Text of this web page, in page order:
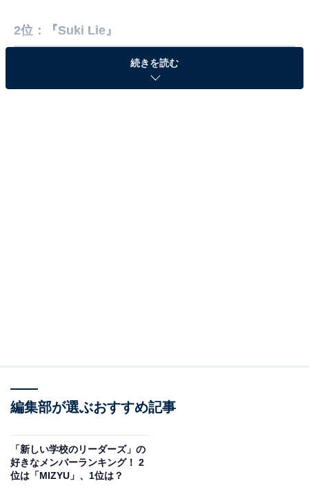
2位：『Suki Lie』
クションを吉川エリさんが担当。2023年12月13日にリリ
ースされた『一時帰国 DELUXE』にも収録され、ファン
回答者からは、「TikTokで流れてきてかっこいいと思っ
続きを読む
編集部が選ぶおすすめ記事
「新しい学校のリーダーズ」の
好きなメンバーランキング！ 2
位は「MIZYU」、1位は？